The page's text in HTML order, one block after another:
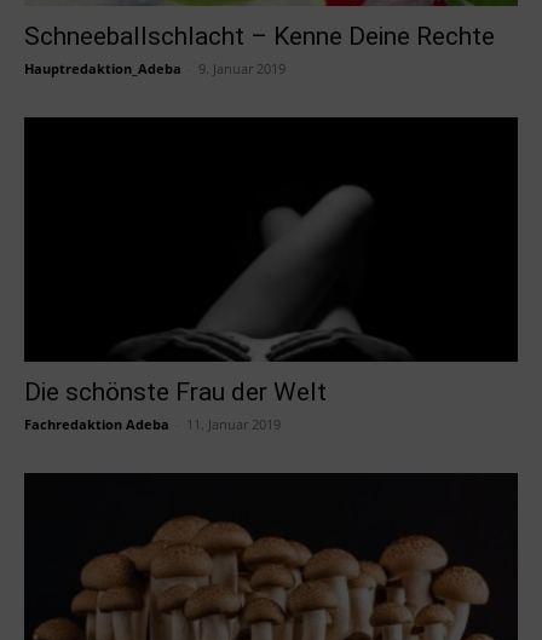
Schneeballschlacht – Kenne Deine Rechte
Hauptredaktion_Adeba 9. Januar 2019
Die schönste Frau der Welt
Fachredaktion Adeba 11. Januar 2019